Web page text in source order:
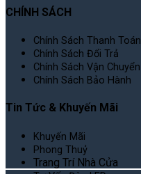
CHÍNH SÁCH
Chính Sách Thanh Toán
Chính Sách Đổi Trả
Chính Sách Vận Chuyển
Chính Sách Bảo Hành
Tin Tức & Khuyến Mãi
Khuyến Mãi
Phong Thuỷ
Trang Trí Nhà Cửa